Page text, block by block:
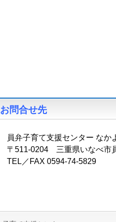
お問合せ先
員弁子育て支援センター なか
〒511‐0204 三重県いなべ市
TEL／FAX 0594‐74‐5829